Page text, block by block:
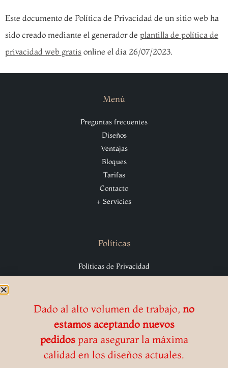
Este documento de Política de Privacidad de un sitio web ha
sido creado mediante el generador de plantilla de política de
privacidad web gratis online el día 26/07/2023.
Menú
Preguntas frecuentes
Diseños
Ventajas
Bloques
Tarifas
Contacto
+ Servicios
Políticas
Políticas de Privacidad
Condiciones de Venta
Dado al alto volumen de trabajo, no
estamos aceptando nuevos
pedidospara asegurar la máxima
calidad en los diseños actuales.